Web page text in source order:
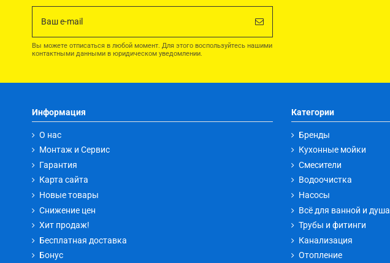
Вы можете отписаться в любой момент. Для этого воспользуйтесь нашими
контактными данными в юридическом уведомлении.
Информация
О нас
Монтаж и Сервис
Гарантия
Карта сайта
Новые товары
Снижение цен
Хит продаж!
Бесплатная доставка
Бонус
Категории
Бренды
Кухонные мойки
Смесители
Водоочистка
Насосы
Всё для ванной и душа
Трубы и фитинги
Канализация
Отопление